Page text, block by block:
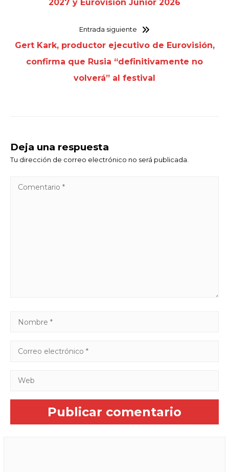
2027 y Eurovisión Junior 2026
Entrada siguiente
Gert Kark, productor ejecutivo de Eurovisión,
confirma que Rusia “definitivamente no
volverá” al festival
Deja una respuesta
Tu dirección de correo electrónico no será publicada.